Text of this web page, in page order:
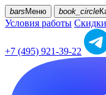
bars Меню book_circle
Условия работы Скидки
+7 (495) 921-39-22